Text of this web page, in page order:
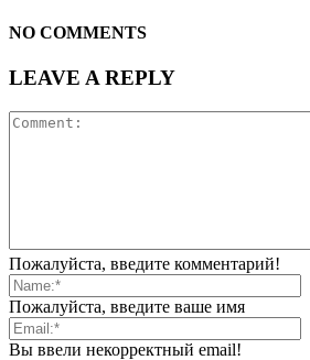
NO COMMENTS
LEAVE A REPLY
Пожалуйста, введите комментарий!
Пожалуйста, введите ваше имя
Вы ввели некорректный email!